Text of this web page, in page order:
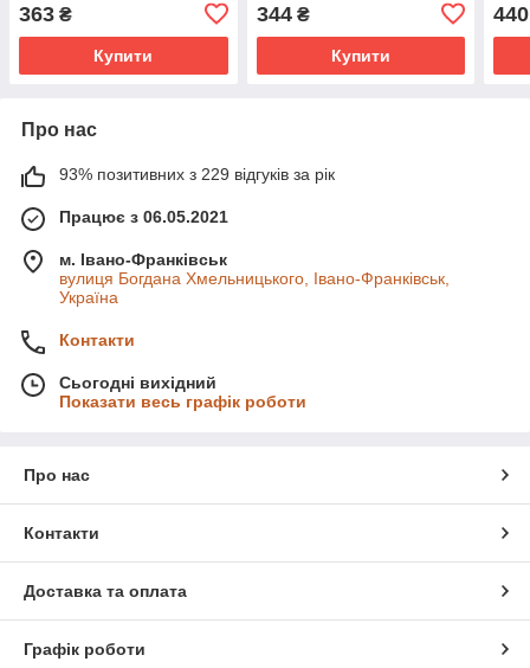
363 ₴
Купити
344₴
Купити
440
Про нас
93% позитивних з 229 відгуків за рік
Працює з 06.05.2021
м. Івано-Франківськ
вулиця Богдана Хмельницького, Івано-Франківськ,
Україна
Контакти
Сьогодні вихідний
Показати весь графік роботи
Про нас
Контакти
Доставка та оплата
Графік роботи